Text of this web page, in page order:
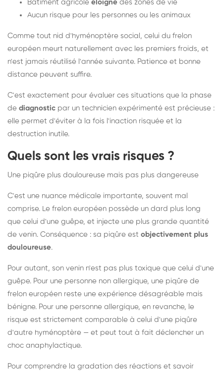
Bâtiment agricole éloigné des zones de vie
Aucun risque pour les personnes ou les animaux
Comme tout nid d'hyménoptère social, celui du frelon
européen meurt naturellement avec les premiers froids, et
n'est jamais réutilisé l'année suivante. Patience et bonne
distance peuvent suffire.
C'est exactement pour évaluer ces situations que la phase
de diagnostic par un technicien expérimenté est précieuse :
elle permet d'éviter à la fois l'inaction risquée et la
destruction inutile.
Quels sont les vrais risques ?
Une piqûre plus douloureuse mais pas plus dangereuse
C'est une nuance médicale importante, souvent mal
comprise. Le frelon européen possède un dard plus long
que celui d'une guêpe, et injecte une plus grande quantité
de venin. Conséquence : sa piqûre est objectivement plus
douloureuse.
Pour autant, son venin n'est pas plus toxique que celui d'une
guêpe. Pour une personne non allergique, une piqûre de
frelon européen reste une expérience désagréable mais
bénigne. Pour une personne allergique, en revanche, le
risque est strictement comparable à celui d'une piqûre
d'autre hyménoptère — et peut tout à fait déclencher un
choc anaphylactique.
Pour comprendre la gradation des réactions et savoir